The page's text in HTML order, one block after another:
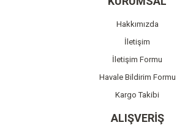
Ürün bilgilerinde hatalar bulunuyor.
Ürün fiyatı diğer sitelerden daha pahalı.
Bu ürüne benzer farklı alternatifler olmalı.
Hakkımızda
İletişim
İletişim Formu
Havale Bildirim Formu
Kargo Takibi
ALIŞVERİŞ